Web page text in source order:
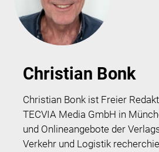
Christian Bonk
Christian Bonk ist Freier
TECVIA Media GmbH in
und Onlineangebote der
Verkehr und Logistik